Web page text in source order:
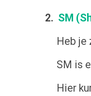
2. SM
Heb je
SM is
Hier